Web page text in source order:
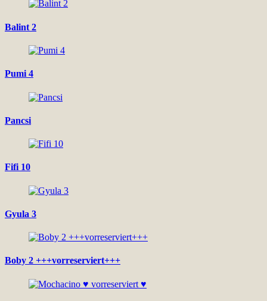
Balint 2
Pumi 4
Pancsi
Fifi 10
Gyula 3
Boby 2 +++vorreserviert+++